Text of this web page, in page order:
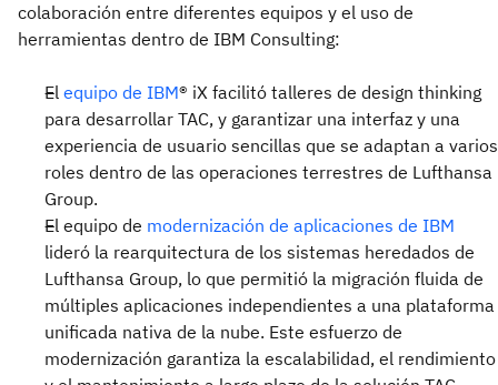
colaboración entre diferentes equipos y el uso de
herramientas dentro de IBM Consulting:
El equipo de IBM® iX facilitó talleres de design thinking
para desarrollar TAC, y garantizar una interfaz y una
experiencia de usuario sencillas que se adaptan a varios
roles dentro de las operaciones terrestres de Lufthansa
Group.
El equipo de modernización de aplicaciones de IBM
lideró la rearquitectura de los sistemas heredados de
Lufthansa Group, lo que permitió la migración fluida de
múltiples aplicaciones independientes a una plataforma
unificada nativa de la nube. Este esfuerzo de
modernización garantiza la escalabilidad, el rendimiento